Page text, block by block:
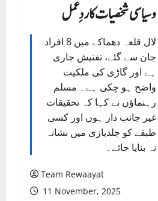
و سیاسی شخصیات کا ردِعمل
لال قلعہ دھماکے میں 8 افراد
جان سے گئے، تفتیش جاری
ہے اور گاڑی کی ملکیت
واضح ہو چکی ہے۔ مسلم
رہنماؤں نے کہا کہ تحقیقات
غیر جانب دار ہوں اور کسی
طبقے کو جلدبازی میں نشانہ
نہ بنایا جائے۔
Team Rewaayat
11 November, 2025